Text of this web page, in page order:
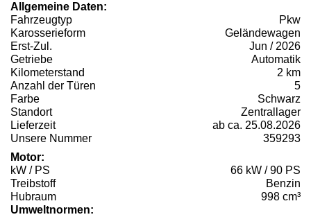
Allgemeine Daten:
Fahrzeugtyp
Pkw
Karosserieform
Geländewagen
Erst-Zul.
Jun / 2026
Getriebe
Automatik
Kilometerstand
2 km
Anzahl der Türen
5
Farbe
Schwarz
Standort
Zentrallager
Lieferzeit
ab ca. 25.08.2026
Unsere Nummer
359293
Motor:
kW / PS
66 kW / 90 PS
Treibstoff
Benzin
Hubraum
998 cm³
Umweltnormen: